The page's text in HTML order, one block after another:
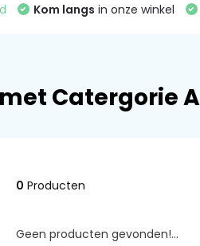
Kom langs in onze winkel
Catergorie A
0 Producten
Geen producten gevonden!...